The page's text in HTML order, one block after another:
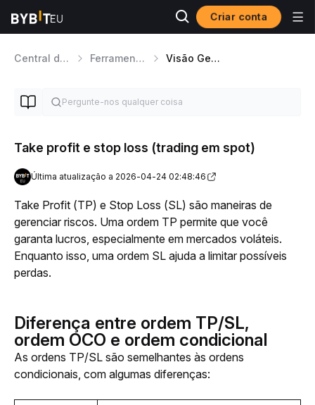
Criar conta
Central de Ajuda Ferramentas de Trading Visão Geral dos Tipos de Ordens
Take profit e stop loss (trading em spot)
Última atualização a 2026-04-24 02:48:46
Take Profit (TP) e Stop Loss (SL) são maneiras de
gerenciar riscos. Uma ordem TP permite que você
garanta lucros, especialmente em mercados voláteis.
Enquanto isso, uma ordem SL ajuda a limitar possíveis
perdas.
Diferença entre ordem TP/SL,
ordem OCO e ordem condicional
As ordens TP/SL são semelhantes às ordens
condicionais, com algumas diferenças: